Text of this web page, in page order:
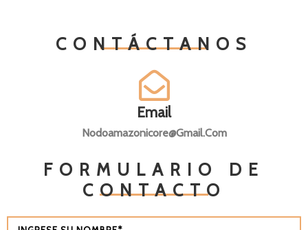
CONTÁCTANOS
Email
Nodoamazonicore@gmail.com
FORMULARIO DE
CONTACTO